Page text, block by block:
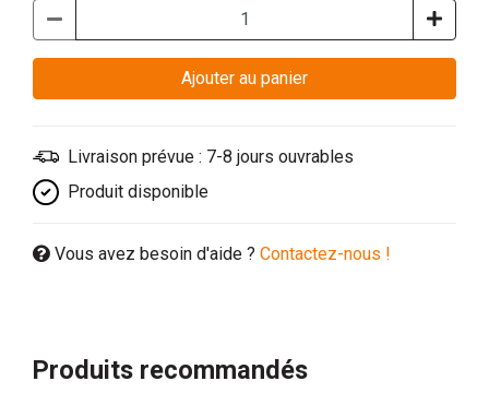
Ajouter au panier
Livraison prévue : 7-8 jours ouvrables
Produit disponible
Vous avez besoin d'aide ? Contactez-nous !
Produits recommandés